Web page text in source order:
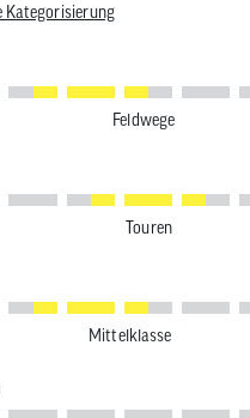
Kategorisierung
Feldwege
Touren
Mittelklasse